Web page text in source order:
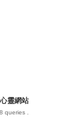
靈網站
queries .